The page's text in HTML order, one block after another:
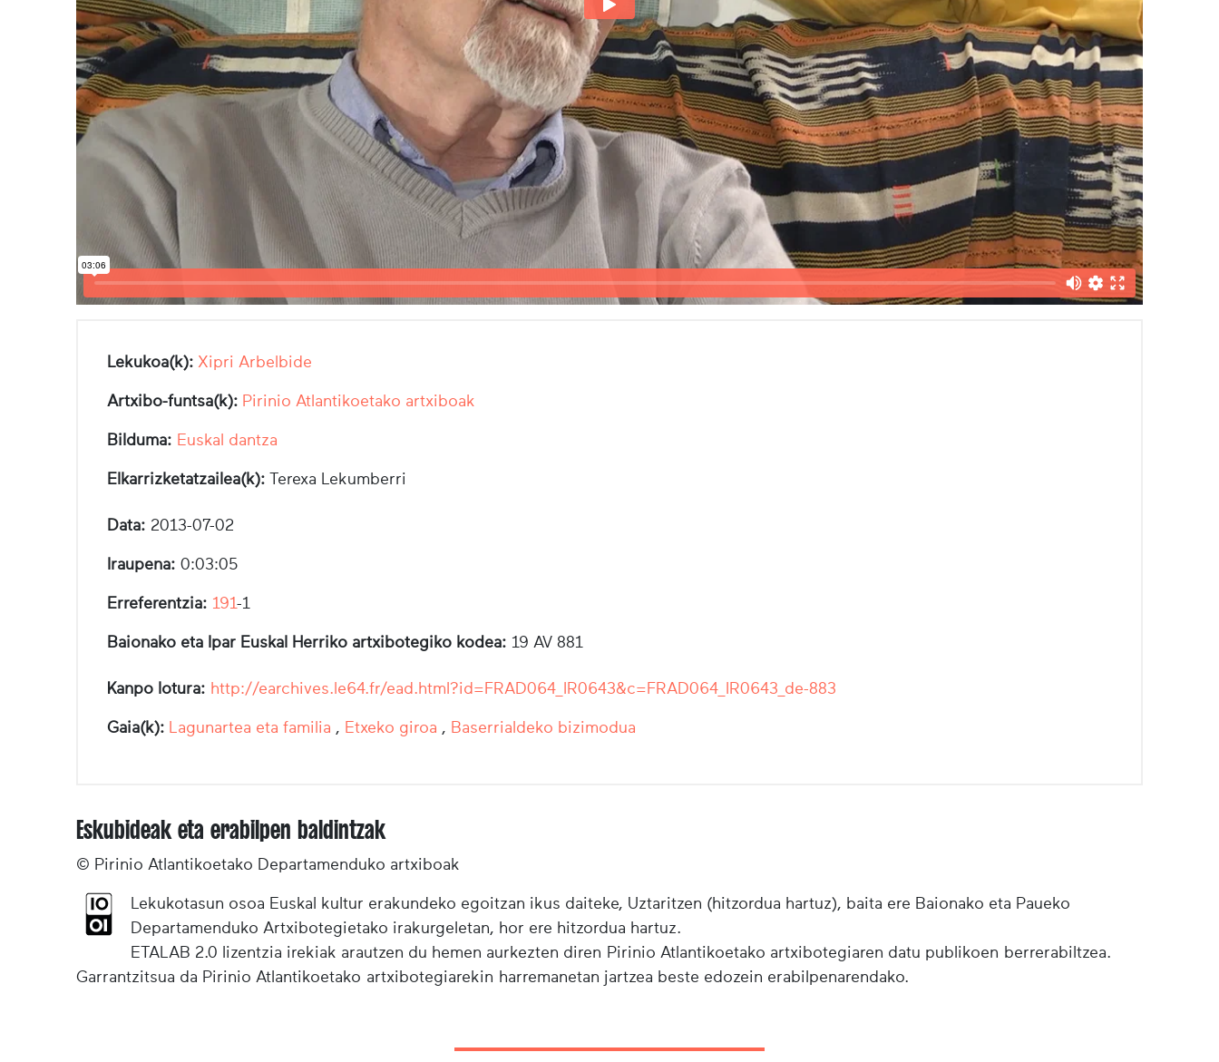
Lekukoa(k): Xipri Arbelbide
Artxibo-funtsa(k): Pirinio Atlantikoetako artxiboak
Bilduma: Euskal dantza
Elkarrizketatzailea(k): Terexa Lekumberri
Data: 2013-07-02
Iraupena: 0:03:05
Erreferentzia: 191-1
Baionako eta Ipar Euskal Herriko artxibotegiko kodea: 19 AV 881
Kanpo lotura: http://earchives.le64.fr/ead.html?id=FRAD064_IR0643&c=FRAD064_IR0643_de-883
Gaia(k): Lagunartea eta familia , Etxeko giroa , Baserrialdeko bizimodua
Eskubideak eta erabilpen baldintzak
© Pirinio Atlantikoetako Departamenduko artxiboak
Lekukotasun osoa Euskal kultur erakundeko egoitzan ikus daiteke, Uztaritzen (hitzordua hartuz), baita ere Baionako eta Paueko
Departamenduko Artxibotegietako irakurgeletan, hor ere hitzordua hartuz.
ETALAB 2.0 lizentzia irekiak arautzen du hemen aurkezten diren Pirinio Atlantikoetako artxibotegiaren datu publikoen berrerabiltzea.
Garrantzitsua da Pirinio Atlantikoetako artxibotegiarekin harremanetan jartzea beste edozein erabilpenarendako.